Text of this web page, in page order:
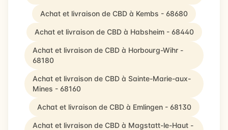
Achat et livraison de CBD à Kembs - 68680
Achat et livraison de CBD à Habsheim - 68440
Achat et livraison de CBD à Horbourg-Wihr -
68180
Achat et livraison de CBD à Sainte-Marie-aux-
Mines - 68160
Achat et livraison de CBD à Emlingen - 68130
Achat et livraison de CBD à Magstatt-le-Haut -